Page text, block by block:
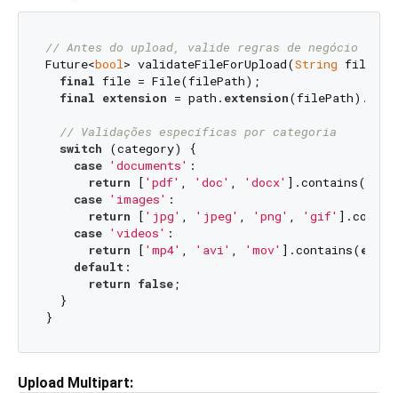
// Antes do upload, valide regras de negócio
Future<bool> validateFileForUpload(String
final file = File(filePath);
final extension = path. extension
// Validações específicas por categoria
switch (category) {
case 'documents' :
return [ 'pdf' , 'doc' , 'docx' ].contains(
case 'images' :
return [ 'jpg' , 'jpeg' , 'png' , 'gif'
case 'videos' :
return [ 'mp4' , 'avi' , 'mov' ].contains(
default:
return false;
  }
Upload Multipart: